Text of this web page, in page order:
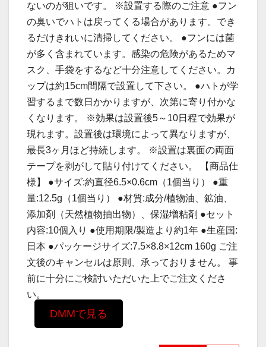
ないのが狙いです。 ※設置する際のご注意 ●フン
の臭いでハトは戻ってくる場合があります。でき
るだけきれいに清掃してください。 ●フンには菌
が多く含まれています。感染の危険があるためマ
スク、手袋をするなど十分注意してください。カ
ップは約15cm間隔で設置して下さい。 ●ハトが学
習するまで数日かかりますが、次第に寄り付かな
くなります。 ※効果は設置後5～10日程で効果が
現れます。設置後は環境によって異なりますが、
最長3ヶ月ほど持続します。 ※設置は裏面の両面
テープを剥がして貼り付けてください。 【商品仕
様】 ●サイズ:約直径6.5×0.6cm（1個当り） ●重
量:12.5g（1個当り） ●材質:成分/植物油、鉱油、
添加剤（天然植物抽出物）、保湿増粘剤 ●セット
内容:10個入り ●使用期限/製造より約1年 ●生産国:
日本 ●パッケージサイズ:7.5×8.8×12cm 160g ご注
文後のキャンセルは原則、承っておりません。 事
前に十分にご検討いただいた上でご注文くださ
い。
DMMで見る